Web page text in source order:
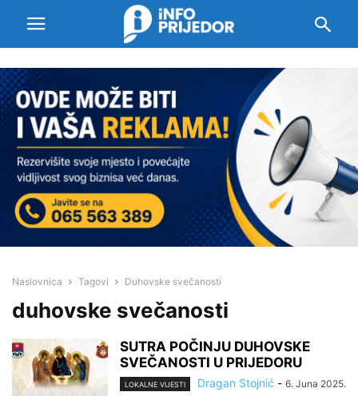
Naslovnica Tagovi Duhovske svečanosti
duhovske svečanosti
SUTRA POČINJU DUHOVSKE
SVEČANOSTI U PRIJEDORU
LOKALNE VIJESTI Dragan Stojnić - 6. Juna 2025.